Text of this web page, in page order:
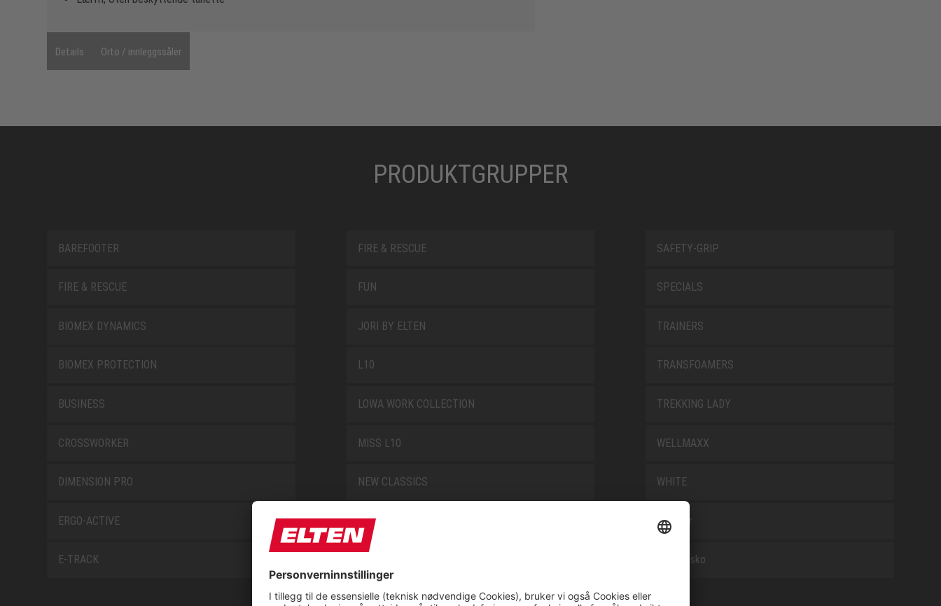
Details Orto / innleggssåler
PRODUKTGRUPPER
BAREFOOTER
FIRE & RESCUE
BIOMEX DYNAMICS
BIOMEX PROTECTION
BUSINESS
CROSSWORKER
DIMENSION PRO
ERGO-ACTIVE
E-TRACK
FIRE & RESCUE
FUN
JORI BY ELTEN
L10
LOWA WORK COLLECTION
MISS L10
NEW CLASSICS
NOVA
SAFEGUARD
SAFETY-GRIP
SPECIALS
TRAINERS
TRANSFOAMERS
TREKKING LADY
WELLMAXX
WHITE
Tilbehør
Arbeidssko